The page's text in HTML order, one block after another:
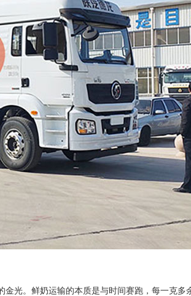
。鲜奶运输的本质是与时间赛跑，每一克多